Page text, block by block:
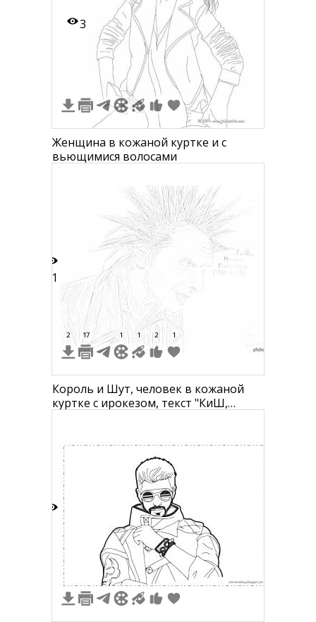
3
Женщина в кожаной куртке и с
вьющимися волосами
51
2 17 1 1 2 1
Король и Шут, человек в кожаной
куртке с ирокезом, текст "КиШ,